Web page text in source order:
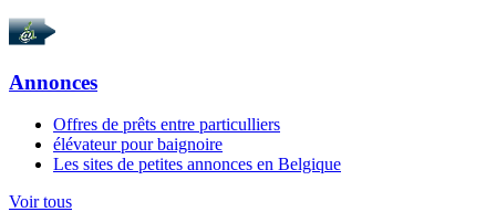
Annonces
Offres de prêts entre particulliers
élévateur pour baignoire
Les sites de petites annonces en Belgique
Voir tous